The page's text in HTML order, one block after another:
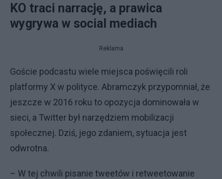
KO traci narrację, a prawica
wygrywa w social mediach
Reklama
Goście podcastu wiele miejsca poświęcili roli
platformy X w polityce. Abramczyk przypomniał, że
jeszcze w 2016 roku to opozycja dominowała w
sieci, a Twitter był narzędziem mobilizacji
społecznej. Dziś, jego zdaniem, sytuacja jest
odwrotna.
– W tej chwili pisanie tweetów i retweetowanie